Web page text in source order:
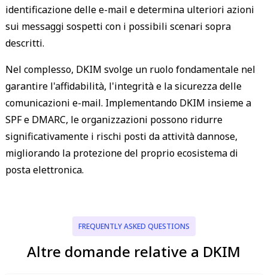
identificazione delle e-mail e determina ulteriori azioni
sui messaggi sospetti con i possibili scenari sopra
descritti.
Nel complesso, DKIM svolge un ruolo fondamentale nel
garantire l'affidabilità, l'integrità e la sicurezza delle
comunicazioni e-mail. Implementando DKIM insieme a
SPF e DMARC, le organizzazioni possono ridurre
significativamente i rischi posti da attività dannose,
migliorando la protezione del proprio ecosistema di
posta elettronica.
FREQUENTLY ASKED QUESTIONS
Altre domande relative a DKIM